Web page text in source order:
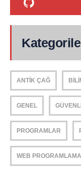
ANTIK ÇAĞ
GENEL
PROGRAMLAR
WEB PROGRAMLAMA